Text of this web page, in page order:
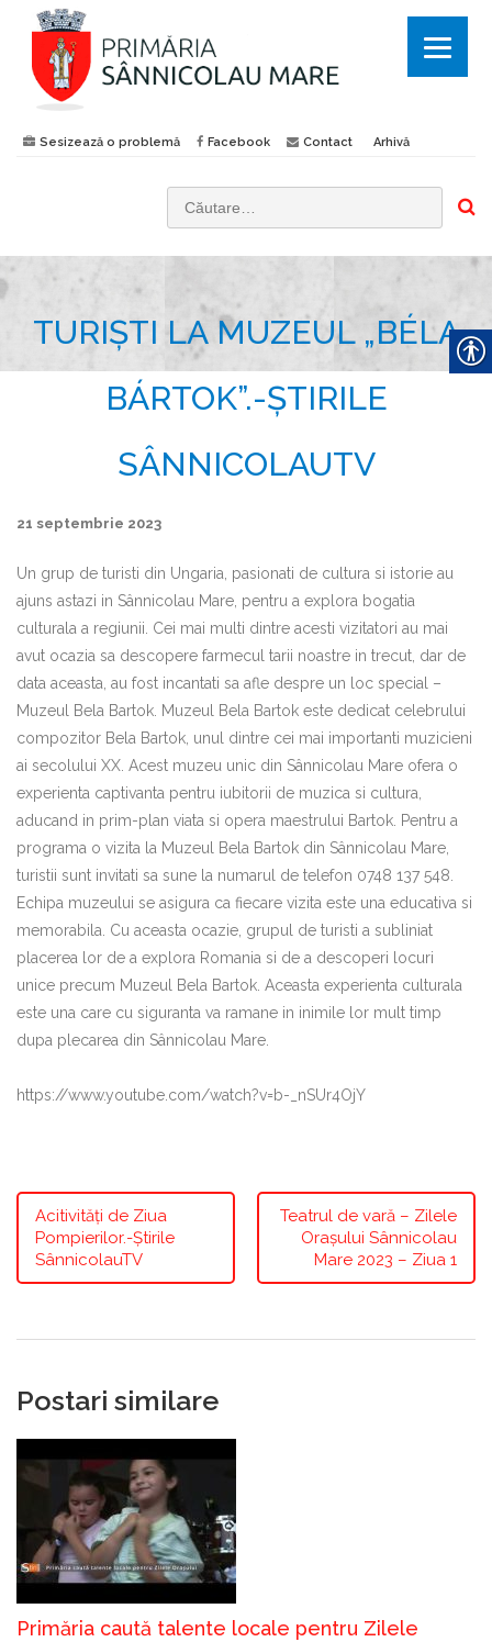
Sesizează o problemă Facebook Contact Arhivă
TURIȘTI LA MUZEUL „BÉLA
BÁRTOK”.-ȘTIRILE
SÂNNICOLAUTV
21 septembrie 2023
Un grup de turisti din Ungaria, pasionati de cultura si istorie au
ajuns astazi in Sânnicolau Mare, pentru a explora bogatia
culturala a regiunii. Cei mai multi dintre acesti vizitatori au mai
avut ocazia sa descopere farmecul tarii noastre in trecut, dar de
data aceasta, au fost incantati sa afle despre un loc special –
Muzeul Bela Bartok. Muzeul Bela Bartok este dedicat celebrului
compozitor Bela Bartok, unul dintre cei mai importanti muzicieni
ai secolului XX. Acest muzeu unic din Sânnicolau Mare ofera o
experienta captivanta pentru iubitorii de muzica si cultura,
aducand in prim-plan viata si opera maestrului Bartok. Pentru a
programa o vizita la Muzeul Bela Bartok din Sânnicolau Mare,
turistii sunt invitati sa sune la numarul de telefon 0748 137 548.
Echipa muzeului se asigura ca fiecare vizita este una educativa si
memorabila. Cu aceasta ocazie, grupul de turisti a subliniat
placerea lor de a explora Romania si de a descoperi locuri
unice precum Muzeul Bela Bartok. Aceasta experienta culturala
este una care cu siguranta va ramane in inimile lor mult timp
dupa plecarea din Sânnicolau Mare.
https://www.youtube.com/watch?v=b-_nSUr4OjY
Acitivități de Ziua
Pompierilor.-Știrile
SânnicolauTV
Teatrul de vară – Zilele
Orașului Sânnicolau
Mare 2023 – Ziua 1
Postari similare
Primăria caută talente locale pentru Zilele